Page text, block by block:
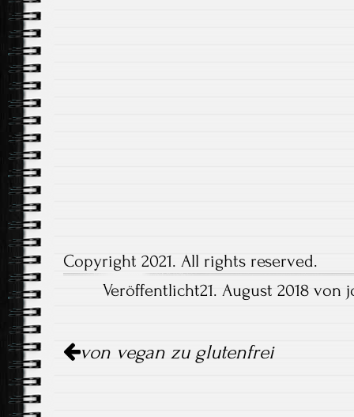
Copyright 2021. All rights reserved.
Veröffentlicht21. August 2018 von
Navigation
von vegan zu glutenfrei